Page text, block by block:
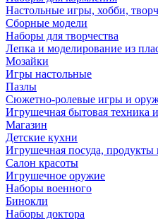
Настольные игры, хобби,
Сборные модели
Наборы для творчества
Лепка и моделирование из
Мозайки
Игры настольные
Пазлы
Сюжетно-ролевые игры и
Игрушечная бытовая техника
Магазин
Детские кухни
Игрушечная посуда, продукты
Салон красоты
Игрушечное оружие
Наборы военного
Бинокли
Наборы доктора